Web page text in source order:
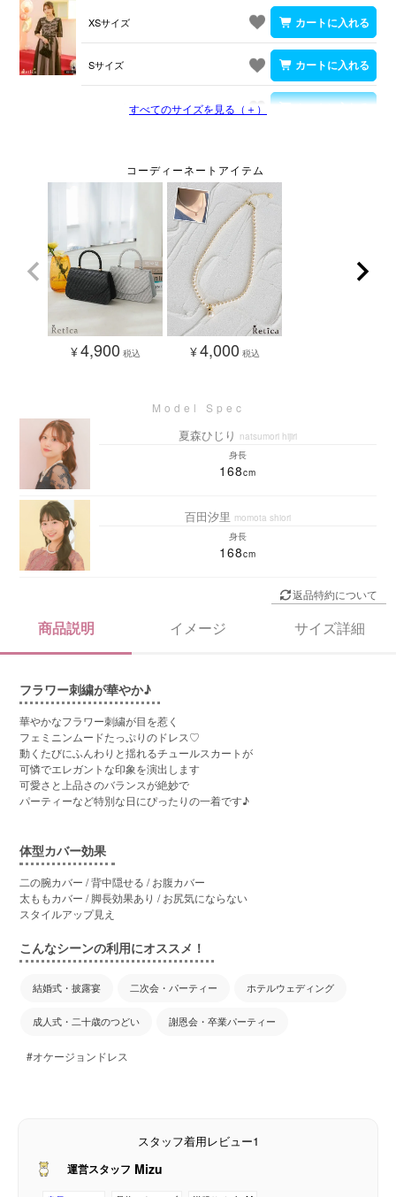
XSサイズ
Sサイズ
すべてのサイズを見る（＋）
¥4,900 税込 ¥4,000 税込
夏森ひじり natsumori hijiri
身長
168
百田汐里 momota shiori
身長
168
返品特約について
商品説明 イメージ サイズ詳細
フラワー刺繍が華やか♪
華やかなフラワー刺繍が目を惹く
フェミニンムードたっぷりのドレス♡
動くたびにふんわりと揺れるチュールスカートが
可憐でエレガントな印象を演出します
可愛さと上品さのバランスが絶妙で
パーティーなど特別な日にぴったりの一着です♪
体型カバー効果
二の腕カバー / 背中隠せる / お腹カバー
太ももカバー / 脚長効果あり / お尻気にならない
スタイルアップ見え
こんなシーンの利用にオススメ！
結婚式・披露宴 二次会・パーティー ホテルウェディング
成人式・二十歳のつどい 謝恩会・卒業パーティー
#オケージョンドレス
スタッフ着用レビュー1
運営スタッフ Mizu